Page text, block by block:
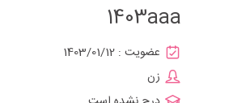
1403aaa
عضویت : 1403/01/12
زن